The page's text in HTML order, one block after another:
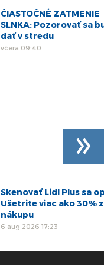
ČIASTOČNÉ ZATMENIE
SLNKA: Pozorovať sa
dať v stredu
včera 09:40
Skenovať Lidl Plus sa
Ušetrite viac ako 30% z
nákupu
6 aug 2026 17:23
»